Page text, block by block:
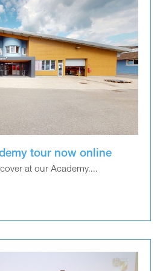
tour now online
at our Academy....